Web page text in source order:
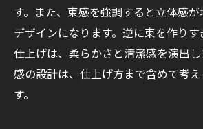
す。また、束感を強調すると立体感
デザインになります。逆に束を作り
仕上げは、柔らかさと清潔感を演出
感の設計は、仕上げ方まで含めて考
す。